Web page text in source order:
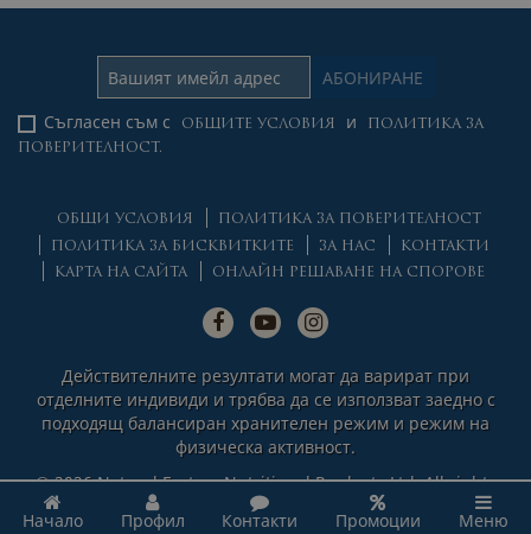
Съгласен съм с ОБЩИТЕ УСЛОВИЯ и
ПОЛИТИКА ЗА
ПОВЕРИТЕЛНОСТ.
ОБЩИ УСЛОВИЯ
ПОЛИТИКА ЗА ПОВЕРИТЕЛНОСТ
ПОЛИТИКА ЗА БИСКВИТКИТЕ
ЗА НАС
КОНТАКТИ
КАРТА НА САЙТА
ОНЛАЙН РЕШАВАНЕ НА СПОРОВЕ
Начало Профил Контакти Промоции Меню
Действителните резултати могат да варират при
отделните индивиди и трябва да се използват заедно с
подходящ балансиран хранителен режим и режим на
физическа активност.
© 2026 Natural Factors Nutritional Products Ltd. All rights
reserved.